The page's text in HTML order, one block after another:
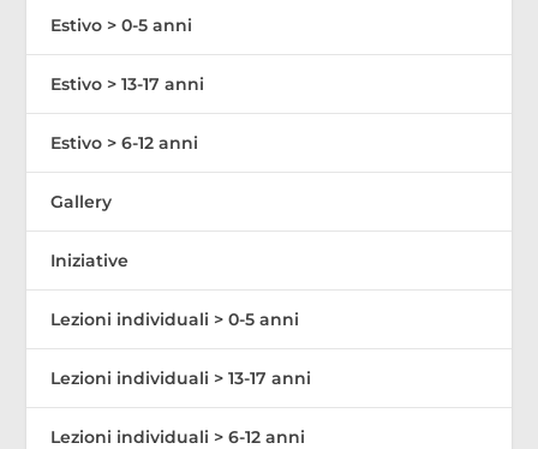
Estivo > 0-5 anni
Estivo > 13-17 anni
Estivo > 6-12 anni
Gallery
Iniziative
Lezioni individuali > 0-5 anni
Lezioni individuali > 13-17 anni
Lezioni individuali > 6-12 anni